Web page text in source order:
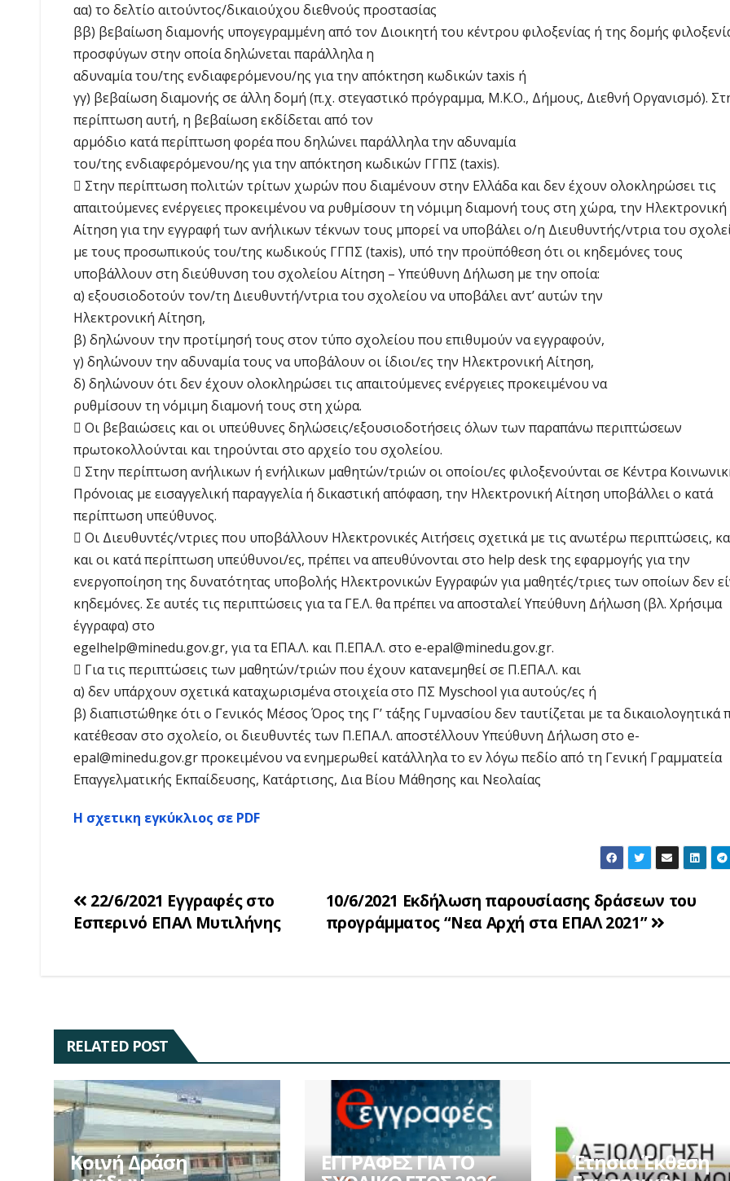
αα) το δελτίο αιτούντος/δικαιούχου διεθνούς προστασίας
ββ) βεβαίωση διαμονής υπογεγραμμένη από τον Διοικητή του κέντρου φιλοξενίας ή της δομής
προσφύγων στην οποία δηλώνεται παράλληλα η
αδυναμία του/της ενδιαφερόμενου/ης για την απόκτηση κωδικών taxis ή
γγ) βεβαίωση διαμονής σε άλλη δομή (π.χ. στεγαστικό πρόγραμμα, Μ.Κ.Ο., Δήμους, Διεθνή Οργανισμό).
περίπτωση αυτή, η βεβαίωση εκδίδεται από τον
αρμόδιο κατά περίπτωση φορέα που δηλώνει παράλληλα την αδυναμία
του/της ενδιαφερόμενου/ης για την απόκτηση κωδικών ΓΓΠΣ (taxis).
 Στην περίπτωση πολιτών τρίτων χωρών που διαμένουν στην Ελλάδα και δεν έχουν ολοκληρώσει τις
απαιτούμενες ενέργειες προκειμένου να ρυθμίσουν τη νόμιμη διαμονή τους στη χώρα, την Ηλεκτρονική
Αίτηση για την εγγραφή των ανήλικων τέκνων τους μπορεί να υποβάλει ο/η Διευθυντής/ντρια του
με τους προσωπικούς του/της κωδικούς ΓΓΠΣ (taxis), υπό την προϋπόθεση ότι οι κηδεμόνες τους
υποβάλλουν στη διεύθυνση του σχολείου Αίτηση – Υπεύθυνη Δήλωση με την οποία:
α) εξουσιοδοτούν τον/τη Διευθυντή/ντρια του σχολείου να υποβάλει αντ’ αυτών την
Ηλεκτρονική Αίτηση,
β) δηλώνουν την προτίμησή τους στον τύπο σχολείου που επιθυμούν να εγγραφούν,
γ) δηλώνουν την αδυναμία τους να υποβάλουν οι ίδιοι/ες την Ηλεκτρονική Αίτηση,
δ) δηλώνουν ότι δεν έχουν ολοκληρώσει τις απαιτούμενες ενέργειες προκειμένου να
ρυθμίσουν τη νόμιμη διαμονή τους στη χώρα.
 Οι βεβαιώσεις και οι υπεύθυνες δηλώσεις/εξουσιοδοτήσεις όλων των παραπάνω περιπτώσεων
πρωτοκολλούνται και τηρούνται στο αρχείο του σχολείου.
 Στην περίπτωση ανήλικων ή ενήλικων μαθητών/τριών οι οποίοι/ες φιλοξενούνται σε Κέντρα
Πρόνοιας με εισαγγελική παραγγελία ή δικαστική απόφαση, την Ηλεκτρονική Αίτηση υποβάλλει ο κατά
περίπτωση υπεύθυνος.
 Οι Διευθυντές/ντριες που υποβάλλουν Ηλεκτρονικές Αιτήσεις σχετικά με τις ανωτέρω περιπτώσεις,
και οι κατά περίπτωση υπεύθυνοι/ες, πρέπει να απευθύνονται στο help desk της εφαρμογής για την
ενεργοποίηση της δυνατότητας υποβολής Ηλεκτρονικών Εγγραφών για μαθητές/τριες των οποίων δεν
κηδεμόνες. Σε αυτές τις περιπτώσεις για τα ΓΕ.Λ. θα πρέπει να αποσταλεί Υπεύθυνη Δήλωση (βλ. Χρήσιμα
έγγραφα) στο
egelhelp@minedu.gov.gr, για τα ΕΠΑ.Λ. και Π.ΕΠΑ.Λ. στο e-epal@minedu.gov.gr.
 Για τις περιπτώσεις των μαθητών/τριών που έχουν κατανεμηθεί σε Π.ΕΠΑ.Λ. και
α) δεν υπάρχουν σχετικά καταχωρισμένα στοιχεία στο ΠΣ Myschool για αυτούς/ες ή
β) διαπιστώθηκε ότι ο Γενικός Μέσος Όρος της Γ’ τάξης Γυμνασίου δεν ταυτίζεται με τα δικαιολογητικά
κατέθεσαν στο σχολείο, οι διευθυντές των Π.ΕΠΑ.Λ. αποστέλλουν Υπεύθυνη Δήλωση στο e-
epal@minedu.gov.gr προκειμένου να ενημερωθεί κατάλληλα το εν λόγω πεδίο από τη Γενική Γραμματεία
Επαγγελματικής Εκπαίδευσης, Κατάρτισης, Δια Βίου Μάθησης και Νεολαίας
Η σχετικη εγκύκλιος σε PDF
Πλοήγηση
άρθρων
10/6/2021 Εκδήλωση παρουσίασης δράσεων του
προγράμματος “Νεα Αρχή στα ΕΠΑΛ 2021”
22/6/2021 Εγγραφές στο
Εσπερινό ΕΠΑΛ Μυτιλήνης
RELATED POST
Κοινή Δράση ΕΓΓΡΑΦΕΣ ΓΙΑ ΤΟ Έτησια Έκθεση